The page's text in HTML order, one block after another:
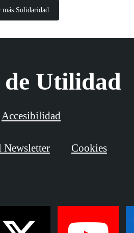
más Solidaridad
de Utilidad
Accesibilidad
Newsletter Cookies